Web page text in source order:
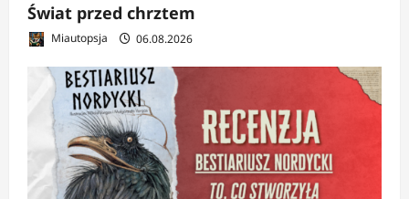
Świat przed chrztem
Miautopsja 06.08.2026